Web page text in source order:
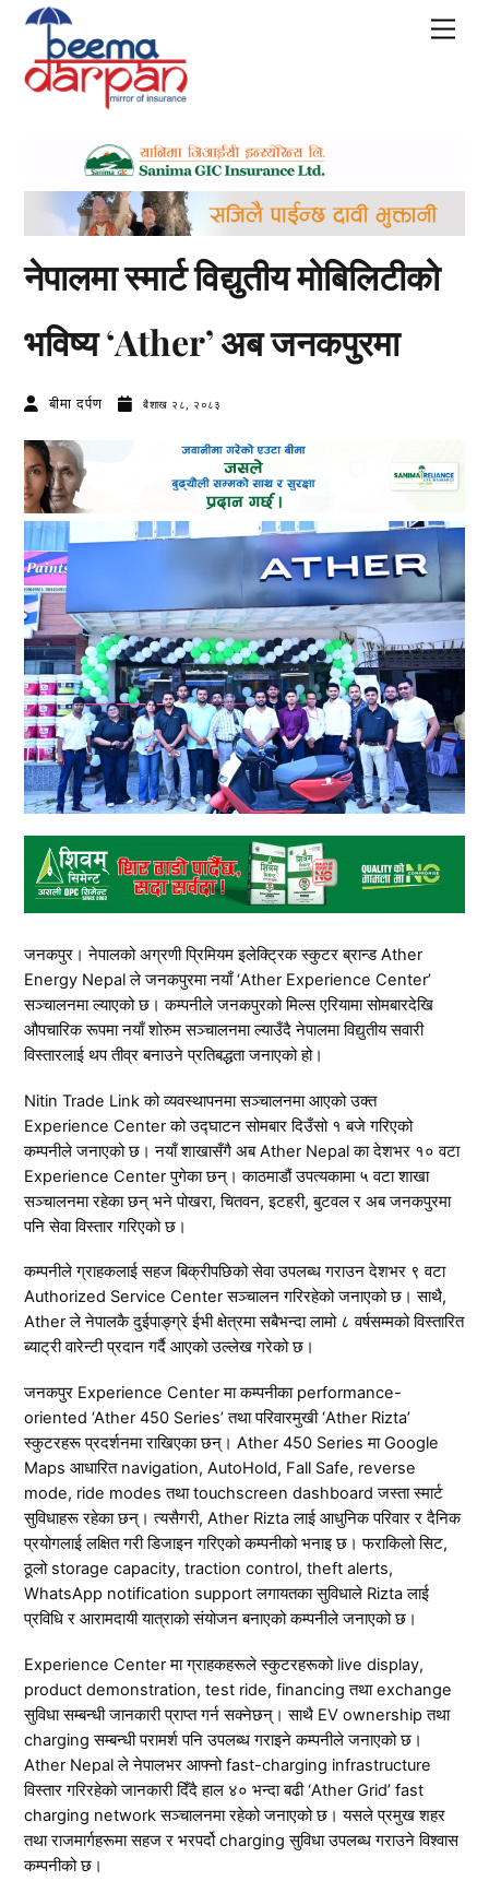
Skip
content
नेपालमा स्मार्ट विद्युतीय मोबिलिटीको
भविष्य ‘Ather’ अब जनकपुरमा
बीमा दर्पण बैशाख २८, २०८३
जनकपुर। नेपालको अग्रणी प्रिमियम इलेक्ट्रिक स्कुटर ब्रान्ड Ather
Energy Nepal ले जनकपुरमा नयाँ ‘Ather Experience Center’
सञ्चालनमा ल्याएको छ। कम्पनीले जनकपुरको मिल्स एरियामा सोमबारदेखि
औपचारिक रूपमा नयाँ शोरुम सञ्चालनमा ल्याउँदै नेपालमा विद्युतीय सवारी
विस्तारलाई थप तीव्र बनाउने प्रतिबद्धता जनाएको हो।
Nitin Trade Link को व्यवस्थापनमा सञ्चालनमा आएको उक्त
Experience Center को उद्घाटन सोमबार दिउँसो १ बजे गरिएको
कम्पनीले जनाएको छ। नयाँ शाखासँगै अब Ather Nepal का देशभर १० वटा
Experience Center पुगेका छन्। काठमाडौं उपत्यकामा ५ वटा शाखा
सञ्चालनमा रहेका छन् भने पोखरा, चितवन, इटहरी, बुटवल र अब जनकपुरमा
पनि सेवा विस्तार गरिएको छ।
कम्पनीले ग्राहकलाई सहज बिक्रीपछिको सेवा उपलब्ध गराउन देशभर ९ वटा
Authorized Service Center सञ्चालन गरिरहेको जनाएको छ। साथै,
Ather ले नेपालकै दुईपाङ्ग्रे ईभी क्षेत्रमा सबैभन्दा लामो ८ वर्षसम्मको विस्तारित
ब्याट्री वारेन्टी प्रदान गर्दै आएको उल्लेख गरेको छ।
जनकपुर Experience Center मा कम्पनीका performance-
oriented ‘Ather 450 Series’ तथा परिवारमुखी ‘Ather Rizta’
स्कुटरहरू प्रदर्शनमा राखिएका छन्। Ather 450 Series मा Google
Maps आधारित navigation, AutoHold, Fall Safe, reverse
mode, ride modes तथा touchscreen dashboard जस्ता स्मार्ट
सुविधाहरू रहेका छन्। त्यसैगरी, Ather Rizta लाई आधुनिक परिवार र दैनिक
प्रयोगलाई लक्षित गरी डिजाइन गरिएको कम्पनीको भनाइ छ। फराकिलो सिट,
ठूलो storage capacity, traction control, theft alerts,
WhatsApp notification support लगायतका सुविधाले Rizta लाई
प्रविधि र आरामदायी यात्राको संयोजन बनाएको कम्पनीले जनाएको छ।
Experience Center मा ग्राहकहरूले स्कुटरहरूको live display,
product demonstration, test ride, financing तथा exchange
सुविधा सम्बन्धी जानकारी प्राप्त गर्न सक्नेछन्। साथै EV ownership तथा
charging सम्बन्धी परामर्श पनि उपलब्ध गराइने कम्पनीले जनाएको छ।
Ather Nepal ले नेपालभर आफ्नो fast-charging infrastructure
विस्तार गरिरहेको जानकारी दिँदै हाल ४० भन्दा बढी ‘Ather Grid’ fast
charging network सञ्चालनमा रहेको जनाएको छ। यसले प्रमुख शहर
तथा राजमार्गहरूमा सहज र भरपर्दो charging सुविधा उपलब्ध गराउने विश्वास
कम्पनीको छ।